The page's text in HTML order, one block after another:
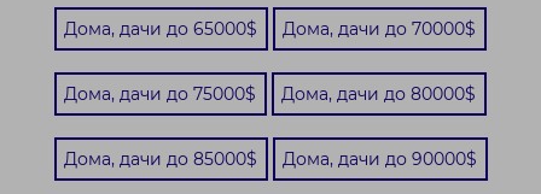
Дома, дачи до 65000$ Дома, дачи до 70000$
Дома, дачи до 75000$ Дома, дачи до 80000$
Дома, дачи до 85000$ Дома, дачи до 90000$